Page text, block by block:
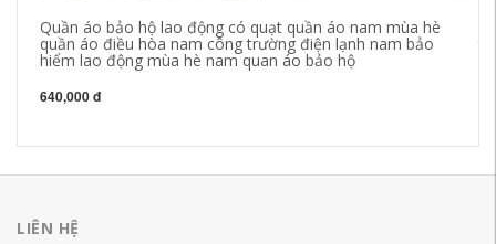
Quần áo bảo hộ lao động có quạt quần áo nam mùa hè
quần áo điều hòa nam công trường điện lạnh nam bảo
hiểm lao động mùa hè nam quan áo bảo hộ
640,000 đ
LIÊN HỆ